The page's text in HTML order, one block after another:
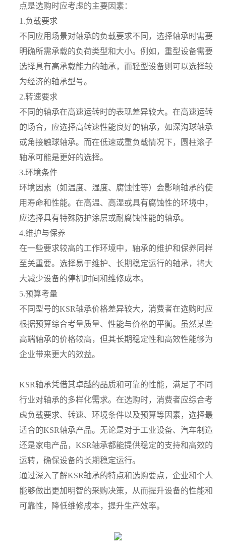
点是选购时应考虑的主要因素：
1.负载要求
不同应用场景对轴承的负载要求不同，选择轴承时需要
明确所需承载的负荷类型和大小。例如，重型设备需要
选择具有高承载能力的轴承，而轻型设备则可以选择较
为经济的轴承型号。
2.转速要求
不同的轴承在高速运转时的表现差异较大。在高速运转
的场合，应选择高转速性能良好的轴承，如深沟球轴承
或角接触球轴承。而在低速或重负载情况下，圆柱滚子
轴承可能是更好的选择。
3.环境条件
环境因素（如温度、湿度、腐蚀性等）会影响轴承的使
用寿命和性能。在高温、高湿或具有腐蚀性的环境中，
应选择具有特殊防护涂层或耐腐蚀性能的轴承。
4.维护与保养
在一些要求较高的工作环境中，轴承的维护和保养同样
至关重要。选择易于维护、长期稳定运行的轴承，将大
大减少设备的停机时间和维修成本。
5.预算考量
不同型号的KSR轴承价格差异较大，消费者在选购时应
根据预算综合考量质量、性能与价格的平衡。虽然某些
高端轴承的价格较高，但其长期稳定性和高效性能够为
企业带来更大的效益。
KSR轴承凭借其卓越的品质和可靠的性能，满足了不同
行业对轴承的多样化需求。在选购时，消费者应综合考
虑负载要求、转速、环境条件以及预算等因素，选择最
适合的KSR轴承产品。无论是对于工业设备、汽车制造
还是家电产品，KSR轴承都能提供稳定的支持和高效的
运转，确保设备的长期稳定运行。
通过深入了解KSR轴承的特点和选购要点，企业和个人
能够做出更加明智的采购决策，从而提升设备的性能和
可靠性，降低维修成本，提升生产效率。